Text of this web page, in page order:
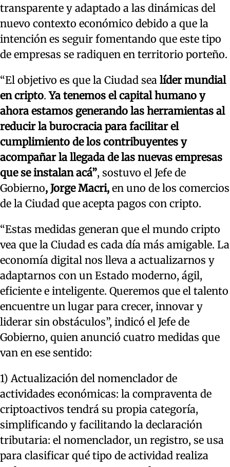
transparente y adaptado a las dinámicas del
nuevo contexto económico debido a que la
intención es seguir fomentando que este tipo
de empresas se radiquen en territorio porteño.
“El objetivo es que la Ciudad sea líder mundial
en cripto.Ya tenemos el capital humano y
ahora estamos generando las herramientas al
reducir la burocracia para facilitar el
cumplimiento de los contribuyentes y
acompañar la llegada de las nuevas empresas
que se instalan acá”, sostuvo el Jefe de
Gobierno, Jorge Macri, en uno de los comercios
de la Ciudad que acepta pagos con cripto.
“Estas medidas generan que el mundo cripto
vea que la Ciudad es cada día más amigable. La
economía digital nos lleva a actualizarnos y
adaptarnos con un Estado moderno, ágil,
eficiente e inteligente. Queremos que el talento
encuentre un lugar para crecer, innovar y
liderar sin obstáculos”, indicó el Jefe de
Gobierno, quien anunció cuatro medidas que
van en ese sentido:
1) Actualización del nomenclador de
actividades económicas: la compraventa de
criptoactivos tendrá su propia categoría,
simplificando y facilitando la declaración
tributaria: el nomenclador, un registro, se usa
para clasificar qué tipo de actividad realiza